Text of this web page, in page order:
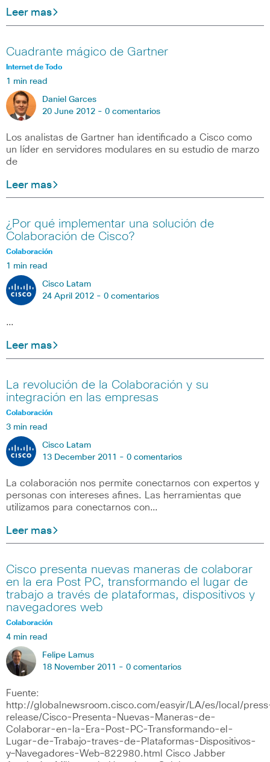
Leer mas
Cuadrante mágico de Gartner
Internet de Todo
1 min read
Daniel Garces
20 June 2012 - 0 comentarios
Los analistas de Gartner han identificado a Cisco como
un líder en servidores modulares en su estudio de marzo
de
Leer mas
¿Por qué implementar una solución de
Colaboración de Cisco?
Colaboración
1 min read
Cisco Latam
24 April 2012 - 0 comentarios
…
Leer mas
La revolución de la Colaboración y su
integración en las empresas
Colaboración
3 min read
Cisco Latam
13 December 2011 - 0 comentarios
La colaboración nos permite conectarnos con expertos y
personas con intereses afines. Las herramientas que
utilizamos para conectarnos con…
Leer mas
Cisco presenta nuevas maneras de colaborar
en la era Post PC, transformando el lugar de
trabajo a través de plataformas, dispositivos y
navegadores web
Colaboración
4 min read
Felipe Lamus
18 November 2011 - 0 comentarios
Fuente:
http://globalnewsroom.cisco.com/easyir/LA/es/local/
release/Cisco-Presenta-Nuevas-Maneras-de-
Colaborar-en-la-Era-Post-PC-Transformando-el-
Lugar-de-Trabajo-traves-de-Plataformas-Dispositivos-
y–Navegadores-Web–822980.html Cisco Jabber